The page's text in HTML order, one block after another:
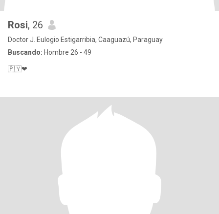
Rosi, 26
Doctor J. Eulogio Estigarribia, Caaguazú, Paraguay
Buscando: Hombre 26 - 49
🇵🇾❤